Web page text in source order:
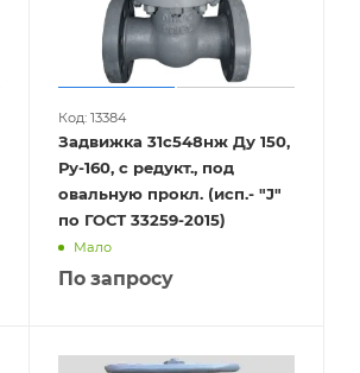
Код: 13384
Задвижка 31с548нж Ду 150,
Ру-160, с редукт., под
овальную прокл. (исп.- "J"
по ГОСТ 33259-2015)
Мало
По запросу